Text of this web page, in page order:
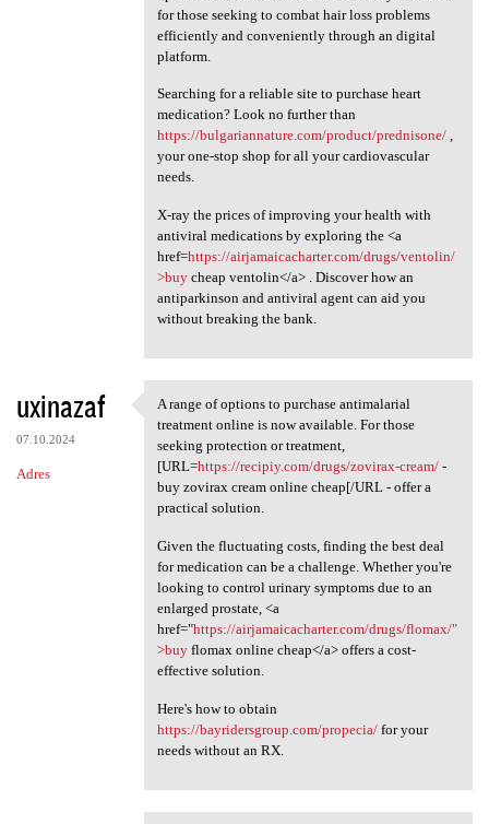
for those seeking to combat hair loss problems
efficiently and conveniently through an digital
platform.
Searching for a reliable site to purchase heart
medication? Look no further than
https://bulgariannature.com/product/prednisone/,
your one-stop shop for all your cardiovascular
needs.
X-ray the prices of improving your health with
antiviral medications by exploring the <a
href=https://airjamaicacharter.com/drugs/ventolin/
>buycheap ventolin</a> . Discover how an
antiparkinson and antiviral agent can aid you
without breaking the bank.
uxinazaf
07.10.2024
Adres
A range of options to
A range of options to purchase antimalarial
treatment online is now available. For those
seeking protection or treatment,
[URL=https://recipiy.com/drugs/zovirax-cream/-
buy zovirax cream online cheap[/URL - offer a
practical solution.
Given the fluctuating costs, finding the best deal
for medication can be a challenge. Whether you're
looking to control urinary symptoms due to an
enlarged prostate, <a
href="https://airjamaicacharter.com/drugs/flomax/"
>buyflomax online cheap</a> offers a cost-
effective solution.
Here's how to obtain
https://bayridersgroup.com/propecia/for your
needs without an RX.